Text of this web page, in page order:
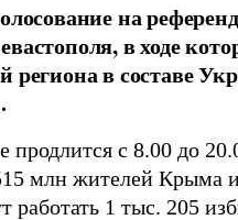
на
в ходе
региона в составе
продлится с 8.00 до
млн жителей Крыма
работать 1 тыс. 205